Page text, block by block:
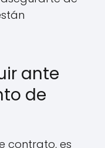
ante
de
contrato, es